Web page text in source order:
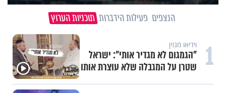
הנצפים פעילות הידברות תוכניות הערוץ
1 וידיאו מגזין
"הגמגום לא מגדיר אותי": ישראל
שטרן על המגבלה שלא עוצרת אותו